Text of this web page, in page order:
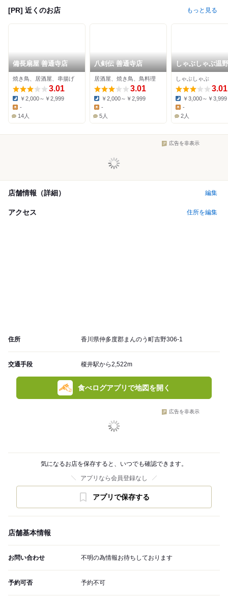
[PR] 近くのお店 もっと見る
備長扇屋 善通寺店
焼き鳥、居酒屋、串揚げ
3.01
Dinner:
￥2,000～￥2,999
Lunch:
-
14人
八剣伝 善通寺店
居酒屋、焼き鳥、鳥料理
3.01
Dinner:
￥2,000～￥2,999
Lunch:
-
5人
しゃぶしゃぶ温
観音寺店
しゃぶしゃぶ
3.01
Dinner:
￥3,000～￥3,999
Lunch:
-
2人
広告を非表示
店舗情報（詳細） 編集
アクセス 住所を編集
住所 香川県仲多度郡まんのう町吉野306-1
交通手段 榎井駅から2,522m
食べログアプリで地図を開く
広告を非表示
気になるお店を保存すると、いつでも確認できます。
アプリなら会員登録なし
アプリで保存する
店舗基本情報
お問い合わせ 不明の為情報お待ちしております
予約可否 予約不可